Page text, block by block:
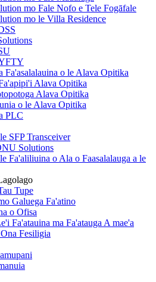
mo Fale Nofo e Tele Fogāfale
mo le Villa Residence
Fa'asalalauina o le Alava Opitika
Alava Opitika
Alava Opitika
o le Alava Opitika
PLC
SFP Transceiver
Solutions
Fa'aliliuina o Ala o Faasalalauga a le
Tupe
Galuega Fa'atino
o Ofisa
Fa'atauina ma Fa'atauga A mae'a
Fesiligia